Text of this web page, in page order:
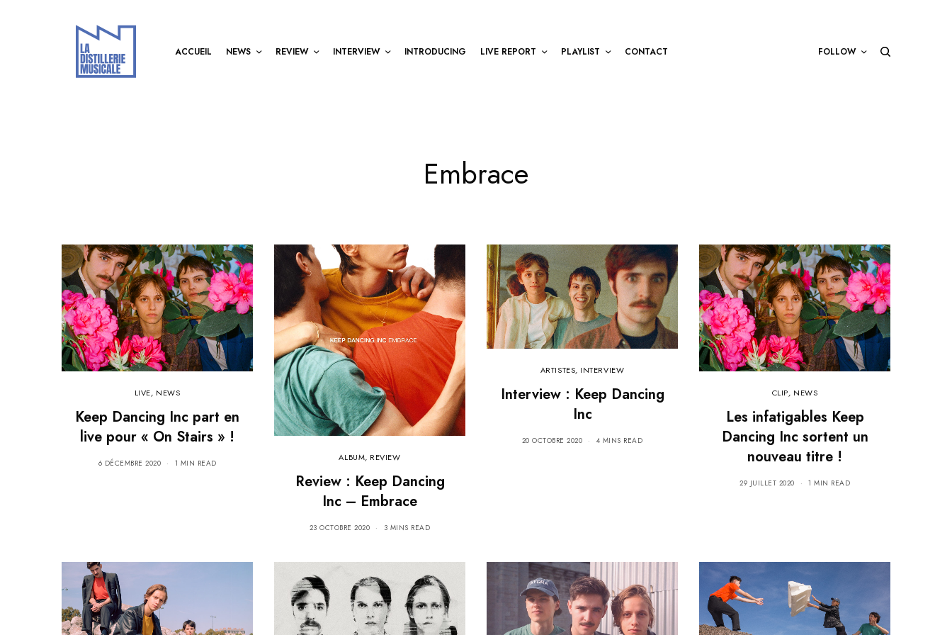
ACCUEIL NEWS REVIEW INTERVIEW INTRODUCING LIVE REPORT PLAYLIST CONTACT FOLLOW
Embrace
LIVE, NEWS
Keep Dancing Inc part en
live pour « On Stairs » !
6 DÉCEMBRE 2020 1 MIN READ
ALBUM, REVIEW
Review : Keep Dancing
Inc – Embrace
23 OCTOBRE 2020 3 MINS READ
ARTISTES, INTERVIEW
Interview : Keep Dancing
Inc
20 OCTOBRE 2020 4 MINS READ
CLIP, NEWS
Les infatigables Keep
Dancing Inc sortent un
nouveau titre !
29 JUILLET 2020 1 MIN READ